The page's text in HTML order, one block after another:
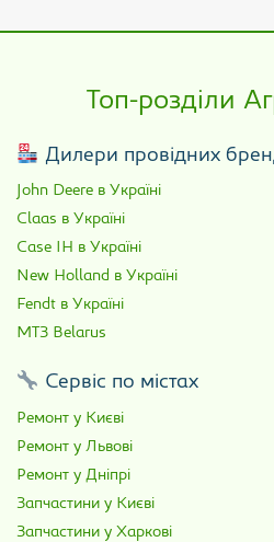
Топ-розділи
Дилери провідних
John Deere в Україні
Claas в Україні
Case IH в Україні
New Holland в Україні
Fendt в Україні
МТЗ Belarus
Сервіс по містах
Ремонт у Києві
Ремонт у Львові
Ремонт у Дніпрі
Запчастини у Києві
Запчастини у Харкові